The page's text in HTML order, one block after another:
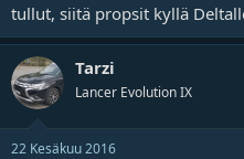
tullut, siitä propsit kyllä
Tarzi
Lancer Evolution IX
22 Kesäkuu 2016